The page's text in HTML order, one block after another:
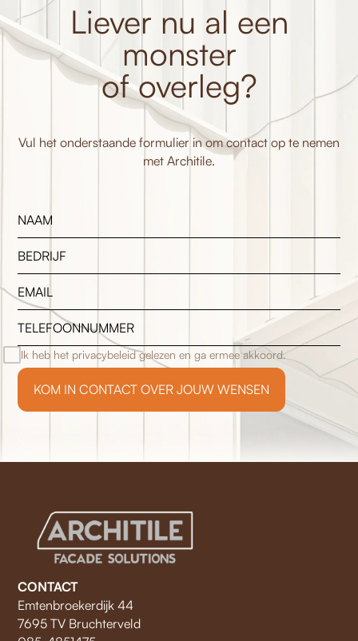
Liever nu al een
monster
of overleg?
Vul het onderstaande formulier in om contact op te nemen
met Architile.
Ik heb het privacybeleid gelezen en ga ermee akkoord.
CONTACT
Emtenbroekerdijk 44
7695 TV Bruchterveld